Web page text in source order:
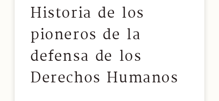
Historia de los
pioneros de la
defensa de los
Derechos Humanos